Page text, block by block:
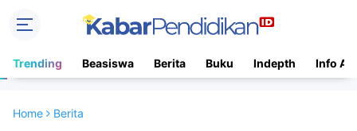
Trending Beasiswa Berita Buku Indepth Info
Home Berita